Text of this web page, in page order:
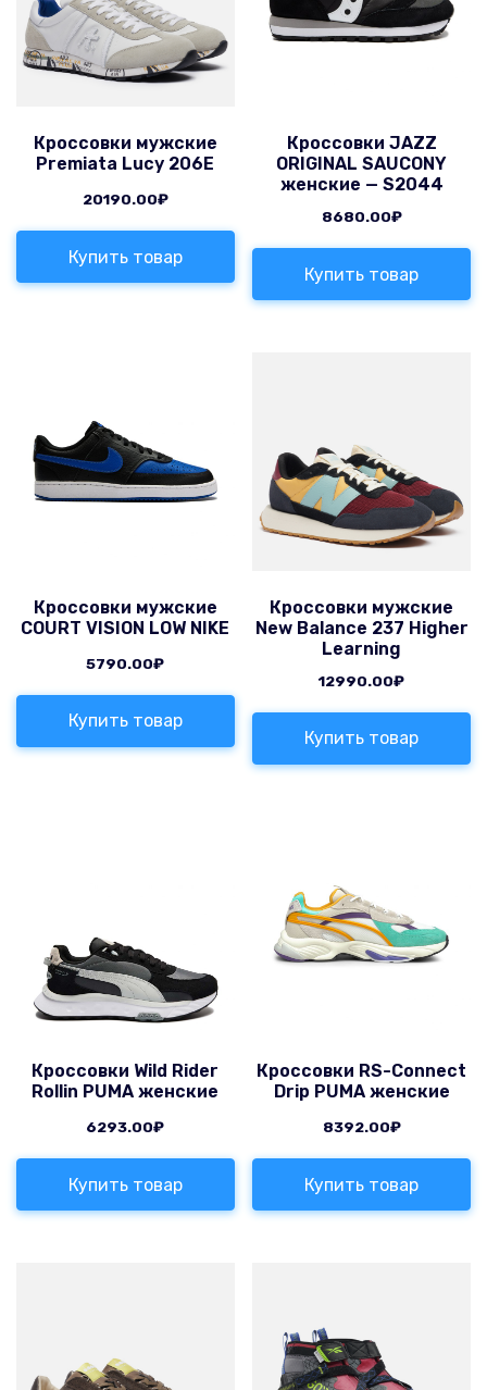
Кроссовки мужские
Premiata Lucy 206E
20190.00₽
Купить товар
Кроссовки JAZZ
ORIGINAL SAUCONY
женские — S2044
8680.00₽
Купить товар
Кроссовки мужские
COURT VISION LOW NIKE
5790.00₽
Купить товар
Кроссовки мужские
New Balance 237 Higher
Learning
12990.00₽
Купить товар
Кроссовки Wild Rider
Rollin PUMA женские
6293.00₽
Купить товар
Кроссовки RS-Connect
Drip PUMA женские
8392.00₽
Купить товар